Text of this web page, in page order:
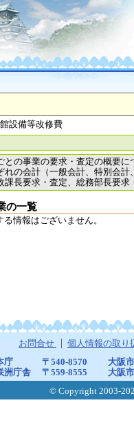
設備等改修費
との事業の要求・査定の概要に
れの会計（一般会計、特別会
課長要求・査定、総務部長要
の一覧
る情報はございません。
お問合せ 個人情報の取り
庁 〒540-8570
大阪
洲庁舎
〒559-8555
大阪
© Copyright 2003-